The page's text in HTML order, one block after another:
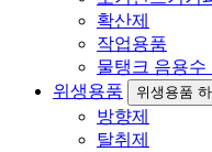
확산제
작업용품
물탱크 음용수
위생용품
위생용품
방향제
탈취제